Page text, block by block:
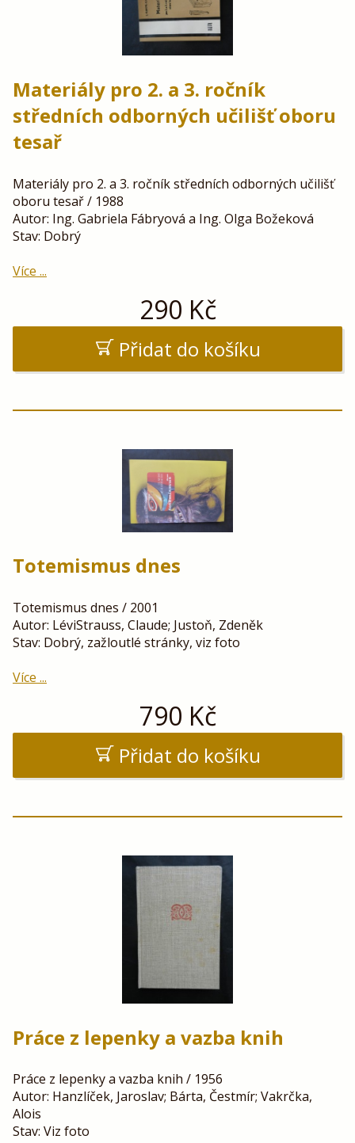
Materiály pro 2. a 3. ročník
středních odborných učilišť oboru
tesař
Materiály pro 2. a 3. ročník středních odborných učilišť
oboru tesař / 1988
Autor: Ing. Gabriela Fábryová a Ing. Olga Božeková
Stav: Dobrý
Více ...
290 Kč
Přidat do košíku
Totemismus dnes
Totemismus dnes / 2001
Autor: LéviStrauss, Claude; Justoň, Zdeněk
Stav: Dobrý, zažloutlé stránky, viz foto
Více ...
790 Kč
Přidat do košíku
Práce z lepenky a vazba knih
Práce z lepenky a vazba knih / 1956
Autor: Hanzlíček, Jaroslav; Bárta, Čestmír; Vakrčka,
Alois
Stav: Viz foto